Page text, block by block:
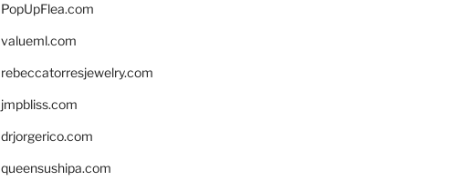
PopUpFlea.com
valueml.com
rebeccatorresjewelry.com
jmpbliss.com
drjorgerico.com
queensushipa.com